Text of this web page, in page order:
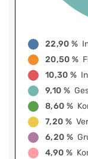
22,90 %
20,50 %
10,30 %
9,10 %
8,60 %
7,20 %
6,20 %
4,90 %